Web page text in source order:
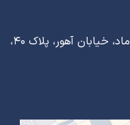
آدرس: تهران، شریعتی، بالاتر از میرداماد، خیابان آهور، پلاک ۴۰،